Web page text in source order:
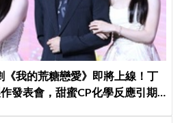
《我的荒糖戀愛》即將上線！丁
發表會，甜蜜CP化學反應引期